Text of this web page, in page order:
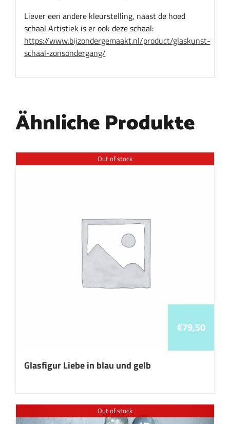
Liever een andere kleurstelling, naast de hoed
schaal Artistiek is er ook deze schaal:
https://www.bijzondergemaakt.nl/product/glaskunst-
schaal-zonsondergang/
Ähnliche Produkte
Out of stock
Glasfigur Liebe in blau und gelb
€79,50
Out of stock